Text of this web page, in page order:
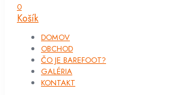
0
Košík
DOMOV
OBCHOD
ČO JE BAREFOOT?
GALÉRIA
KONTAKT